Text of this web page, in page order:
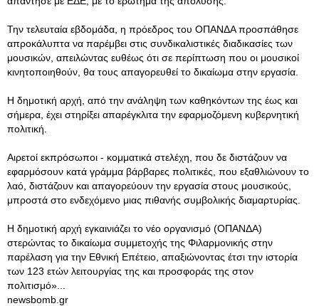
Την τελευταία εβδομάδα, η πρόεδρος του ΟΠΑΝΔΑ προσπάθησε
απροκάλυπτα να παρέμβει στις συνδικαλιστικές διαδικασίες των
μουσικών, απειλώντας ευθέως ότι σε περίπτωση που οι μουσικοί
κινητοποιηθούν, θα τους απαγορευθεί το δικαίωμα στην εργασία.
Η δημοτική αρχή, από την ανάληψη των καθηκόντων της έως και
σήμερα, έχει στηρίξει απαρέγκλιτα την εφαρμοζόμενη κυβερνητική
πολιτική.
Αιρετοί εκπρόσωποι - κομματικά στελέχη, που δε διστάζουν να
εφαρμόσουν κατά γράμμα βάρβαρες πολιτικές, που εξαθλιώνουν το
λαό, διστάζουν και απαγορεύουν την εργασία στους μουσικούς,
μπροστά στο ενδεχόμενο μιας πιθανής συμβολικής διαμαρτυρίας.
Η δημοτική αρχή εγκαινιάζει το νέο οργανισμό (ΟΠΑΝΔΑ)
στερώντας το δικαίωμα συμμετοχής της Φιλαρμονικής στην
παρέλαση για την Εθνική Επέτειο, απαξιώνοντας έτσι την ιστορία
των 123 ετών λειτουργίας της και προσφοράς της στον
πολιτισμό»...
newsbomb.gr